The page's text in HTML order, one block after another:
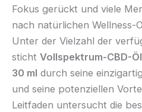
Fokus gerückt und viele
nach natürlichen Wellness-
Unter der Vielzahl der
sticht Vollspektrum-CBD-
30 ml durch seine
und seine potenziellen
Leitfaden untersucht die